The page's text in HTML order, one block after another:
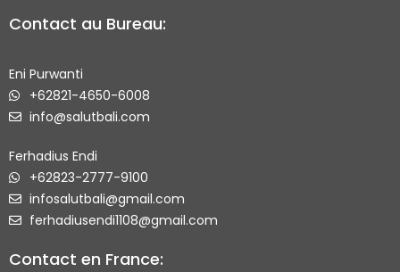
Contact au Bureau:
Eni Purwanti
+62821-4650-6008
info@salutbali.com
Ferhadius Endi
+62823-2777-9100
infosalutbali@gmail.com
ferhadiusendi1108@gmail.com
Contact en France: